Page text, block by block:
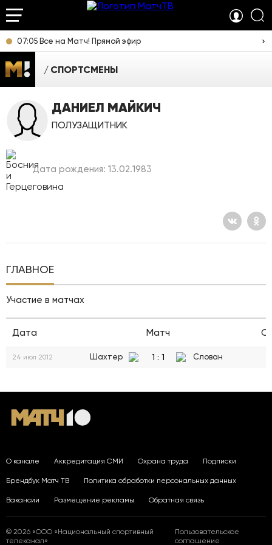
07:05 Все на Матч! Прямой эфир
СПОРТСМЕНЫ
ДАНИЕЛ МАЙКИЧ
ПОЛУЗАЩИТНИК
Дата рождения: 13.02.1983
ГЛАВНОЕ
Участие в матчах
Дата Матч
24 июл 2012 Шахтер 1 : 1 Слован
О канале Аккредитация СМИ Охрана труда Подписки
Брендбук Матч ТВ Политика обработки персональных данных
Вакансии Размещение рекламы Обратная связь
© 2026 «ООО «Национальный спортивный
телеканал»
Пользовательское
соглашение